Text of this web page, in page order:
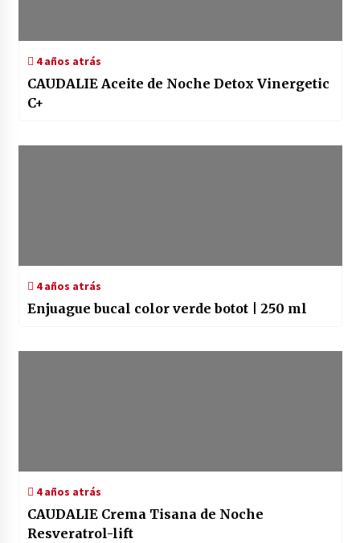
4 años atrás
CAUDALIE Aceite de Noche Detox Vinergetic
C+
4 años atrás
Enjuague bucal color verde botot | 250 ml
4 años atrás
CAUDALIE Crema Tisana de Noche
Resveratrol-lift